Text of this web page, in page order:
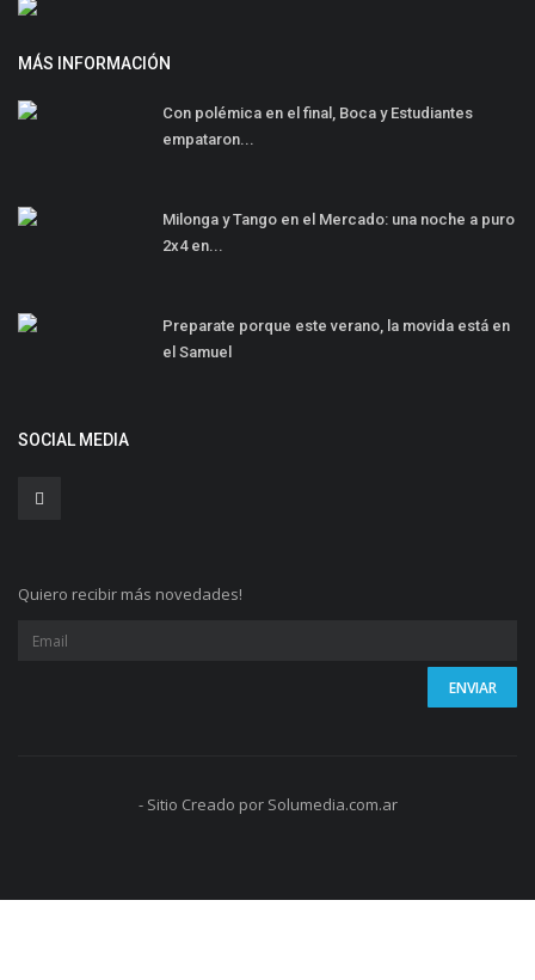
MÁS INFORMACIÓN
Con polémica en el final, Boca y Estudiantes
empataron...
Milonga y Tango en el Mercado: una noche a puro
2x4 en...
Preparate porque este verano, la movida está en
el Samuel
SOCIAL MEDIA
Quiero recibir más novedades!
- Sitio Creado por Solumedia.com.ar